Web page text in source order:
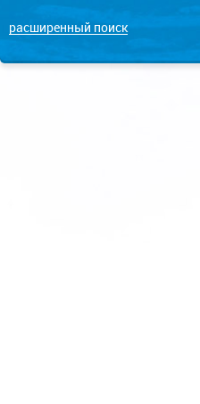
расширенный поиск